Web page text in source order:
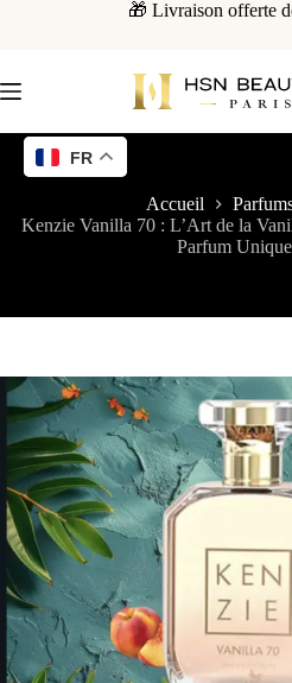
🎁 Livraison offerte
Accueil
Kenzie Vanilla 70 : L’Art de la
Parfum Unique
FR